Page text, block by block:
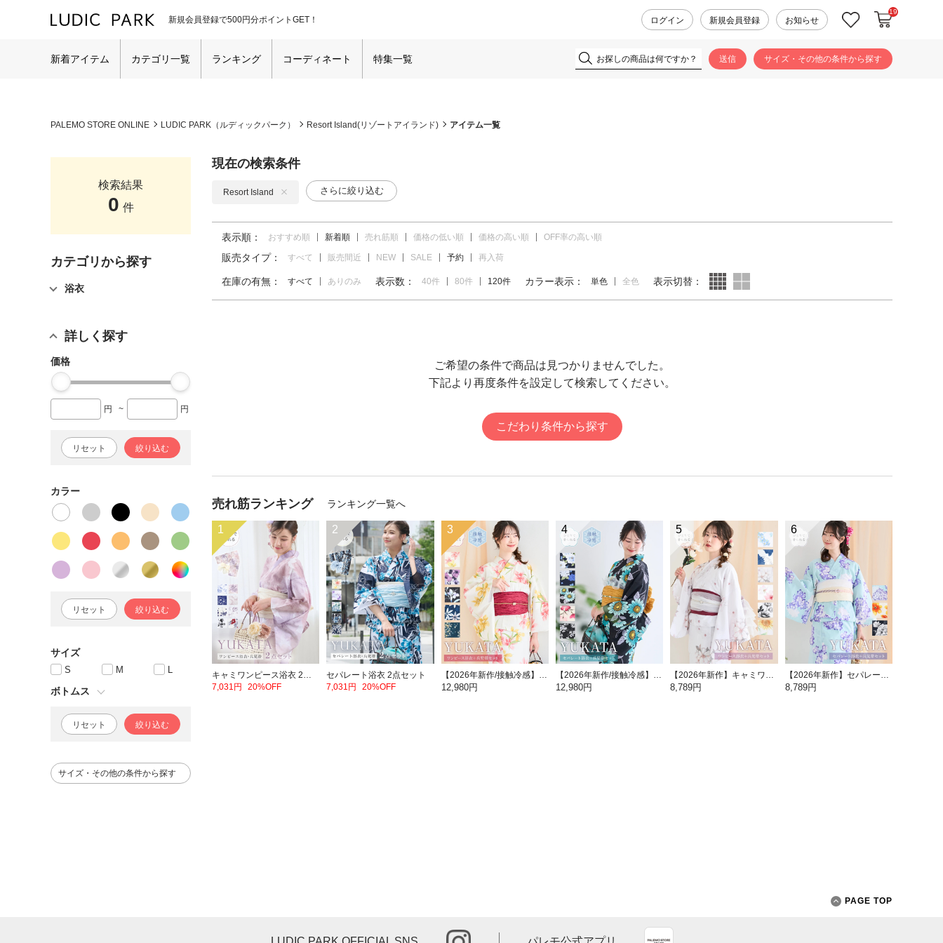
新規会員登録で500円分ポイントGET！ ログイン 新規会員登録 お知らせ お気に入りカートに入
19
新着アイテム カテゴリ一覧 ランキング コーディネート 特集一覧 サイズ・その他の条件から探す
PALEMO STORE ONLINE LUDIC PARK（ルディックパーク） Resort Island(リゾートアイランド) アイテム一覧
検索結果
0 件
カテゴリから探す
浴衣
詳しく探す
価格
円 ~ 円
リセット 絞り込む
カラー
リセット 絞り込む
サイズ
S M L
ボトムス
リセット 絞り込む
サイズ・その他の条件から探す
現在の検索条件
Resort Island さらに絞り込む
表示順： おすすめ順 新着順 売れ筋順 価格の低い順 価格の高い順 OFF率の高い順
販売タイプ： すべて 販売間近 NEW SALE 予約 再入荷
在庫の有無： すべて ありのみ 表示数： 40件 80件 120件 カラー表示： 単色 全色 表示切替：
ご希望の条件で商品は見つかりませんでした。
下記より再度条件を設定して検索してください。
こだわり条件から探す
売れ筋ランキング ランキング一覧へ
1
キャミワンピース浴衣 2点セット
7,031円
20%OFF
2
セパレート浴衣 2点セット
7,031円
20%OFF
3
【2026年新作/接触冷感】キャミワンピース浴衣 2点セット
12,980円
4
【2026年新作/接触冷感】セパレート浴衣 2点セット
12,980円
5
【2026年新作】キャミワンピース浴衣 2点セット
8,789円
6
【2026年新作】セパレート浴衣 2点セット
8,789円
PAGE TOP
instagram App Store